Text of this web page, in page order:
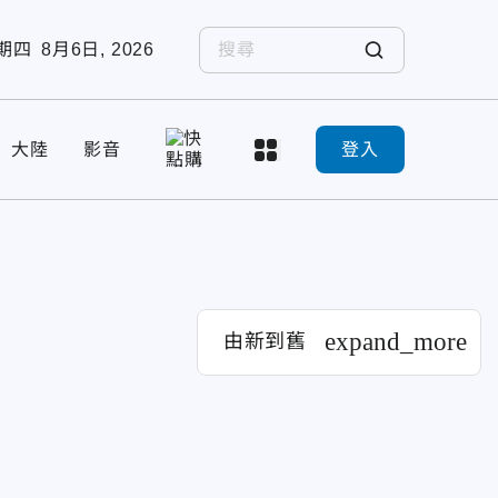
四 8月6日, 2026
大陸 影音 登入
由新到舊 expand_more